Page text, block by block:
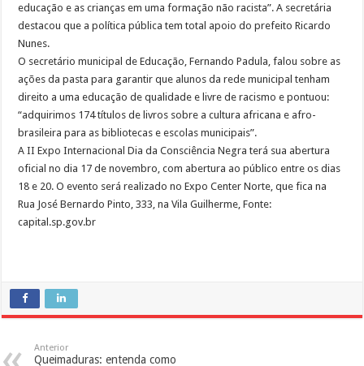
educação e as crianças em uma formação não racista”. A secretária
destacou que a política pública tem total apoio do prefeito Ricardo
Nunes.
O secretário municipal de Educação, Fernando Padula, falou sobre as
ações da pasta para garantir que alunos da rede municipal tenham
direito a uma educação de qualidade e livre de racismo e pontuou:
“adquirimos 174 títulos de livros sobre a cultura africana e afro-
brasileira para as bibliotecas e escolas municipais”.
A II Expo Internacional Dia da Consciência Negra terá sua abertura
oficial no dia 17 de novembro, com abertura ao público entre os dias
18 e 20. O evento será realizado no Expo Center Norte, que fica na
Rua José Bernardo Pinto, 333, na Vila Guilherme, Fonte:
capital.sp.gov.br
Anterior
Queimaduras: entenda como